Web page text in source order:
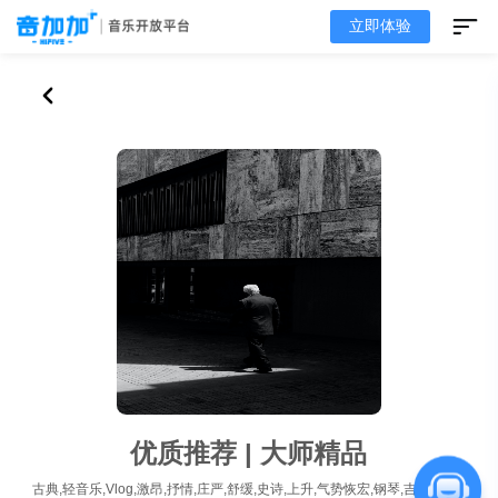
立即体验
优质推荐 | 大师精品
古典,轻音乐,Vlog,激昂,抒情,庄严,舒缓,史诗,上升,气势恢宏,钢琴,吉他,鼓,合成器,短视频,无人声,有人声,优质